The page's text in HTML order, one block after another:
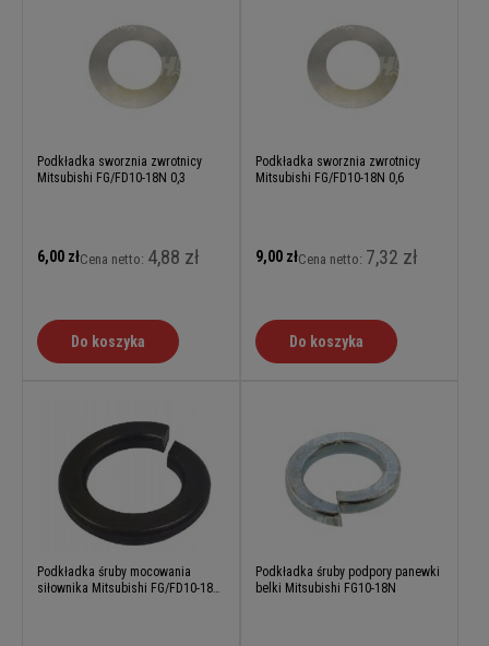
Podkładka sworznia zwrotnicy
Mitsubishi FG/FD10-18N 0,3
6,00 złCena netto: 4,88 zł
Do koszyka
Podkładka sworznia zwrotnicy
Mitsubishi FG/FD10-18N 0,6
9,00 złCena netto: 7,32 zł
Do koszyka
Podkładka śruby mocowania
siłownika Mitsubishi FG/FD10-18N
Podkładka śruby podpory panewki
belki Mitsubishi FG10-18N